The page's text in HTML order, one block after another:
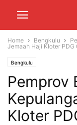
Home Bengkulu
Jemaah Haji Kloter PDG
Bengkulu
Pemprov
Kloter